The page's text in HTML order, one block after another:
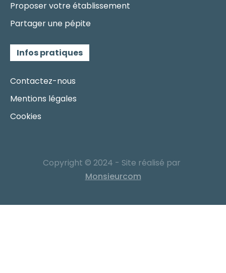
Proposer votre établissement
Partager une pépite
Infos pratiques
Contactez-nous
Mentions légales
Cookies
Copyright © 2024 - Site réalisé par
Monsieurcom